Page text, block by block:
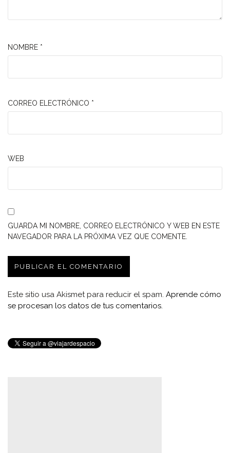
NOMBRE *
CORREO ELECTRÓNICO *
WEB
GUARDA MI NOMBRE, CORREO ELECTRÓNICO Y WEB EN ESTE
NAVEGADOR PARA LA PRÓXIMA VEZ QUE COMENTE.
Este sitio usa Akismet para reducir el spam. Aprende cómo
se procesan los datos de tus comentarios.